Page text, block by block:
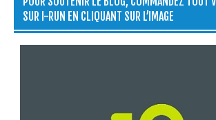
SUR I-RUN EN CLIQUANT SUR L’IMAGE